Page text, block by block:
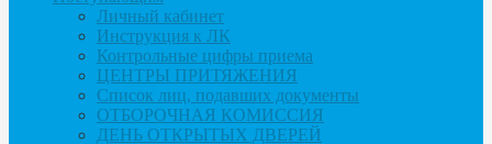
Личный кабинет
Инструкция к ЛК
Контрольные цифры приема
ЦЕНТРЫ ПРИТЯЖЕНИЯ
Список лиц, подавших документы
ОТБОРОЧНАЯ КОМИССИЯ
ДЕНЬ ОТКРЫТЫХ ДВЕРЕЙ